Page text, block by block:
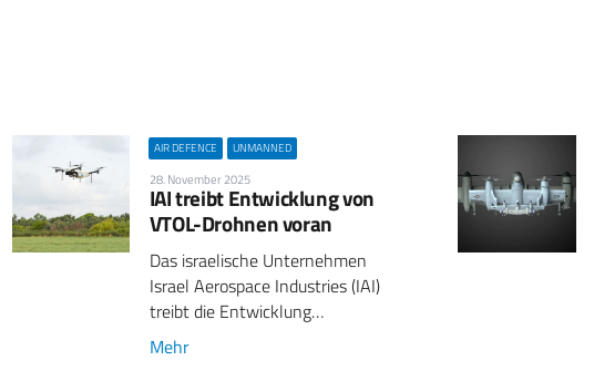
AIR DEFENCE UNMANNED
28. November 2025
IAI treibt Entwicklung von
VTOL-Drohnen voran
Das israelische Unternehmen
Israel Aerospace Industries (IAI)
treibt die Entwicklung…
Mehr